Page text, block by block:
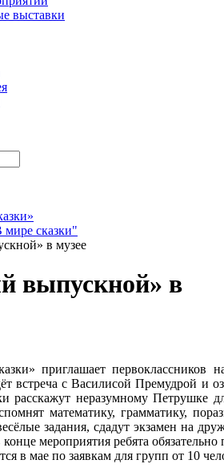
выставки
сказки"
в музее
выпускной» в
приглашает первоклассников
встреча с Василисой Премудрой и
расскажут неразумному Петрушке
математику, грамматику,
задания, сдадут экзамен на
мероприятия ребята
в мае по заявкам для групп от 10